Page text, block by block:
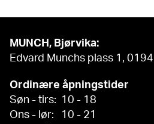
MUNCH, Bjørvika:
Edvard Munchs plass 1,
Ordinære åpningstider
Søn - tirs: 10 - 18
Ons - lør: 10 - 21